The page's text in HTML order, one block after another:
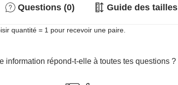
Questions (0) Guide des tailles
quantité = 1 pour recevoir une paire.
information répond-t-elle à toutes tes questions ?